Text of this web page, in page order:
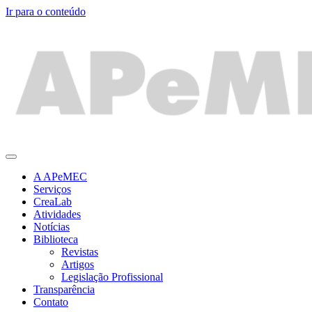
Ir para o conteúdo
A APeMEC
Serviços
CreaLab
Atividades
Notícias
Biblioteca
Revistas
Artigos
Legislação Profissional
Transparência
Contato